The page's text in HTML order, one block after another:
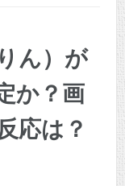
ん）が
か？画
応は？